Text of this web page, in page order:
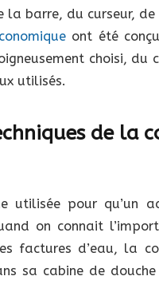
la barre, du curseur,
ont été
choisi,
utilisés.
de la
utilisée pour qu’un
on connait
factures d’eau, la
sa cabine de